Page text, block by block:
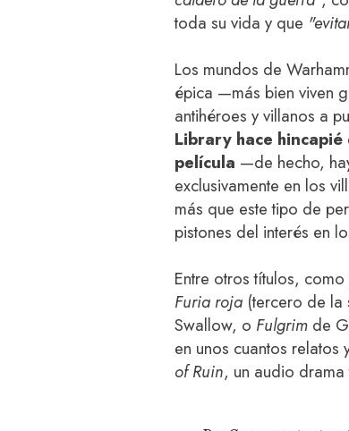
toda su vida y que
Los mundos de
épica —más bien viven
antihéroes y villanos a
Library hace
película —de hecho,
exclusivamente en los
más que este tipo de
pistones del interés en
Entre otros títulos,
Furia roja (tercero de la
Swallow, o Fulgrim de
en unos cuantos
of Ruin, un audio drama